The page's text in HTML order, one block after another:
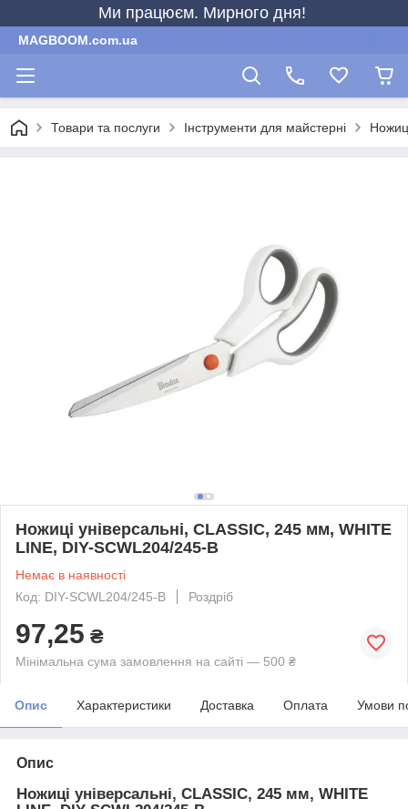
Ми працюєм. Мирного дня!
MAGBOOM.com.ua
Товари та послуги Інструменти для майстерні
Ножиці універсальні, CLASSIC, 245 мм, WHITE
LINE, DIY-SCWL204/245-B
Немає в наявності
Код: DIY-SCWL204/245-B
Роздріб
97,25 ₴
Мінімальна сума замовлення на сайті — 500 ₴
Опис Характеристики Доставка Оплата Умови
Опис
Ножиці універсальні, CLASSIC, 245 мм, WHITE